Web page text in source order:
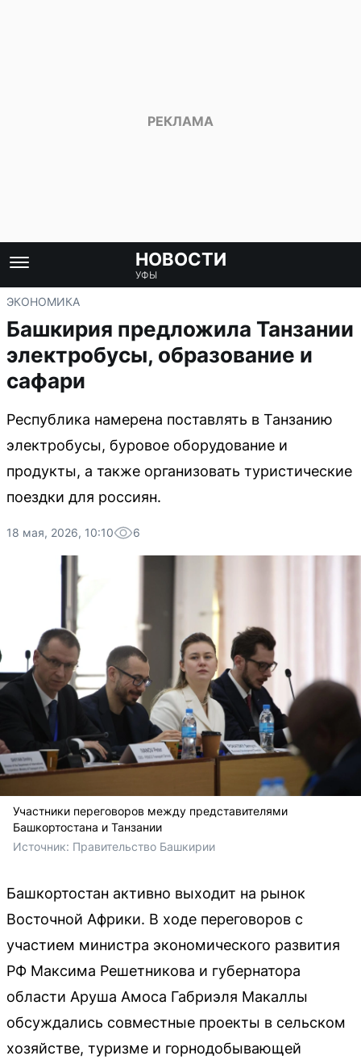
НОВОСТИ
УФЫ
ЭКОНОМИКА
Башкирия предложила Танзании
электробусы, образование и
сафари
Республика намерена поставлять в Танзанию
электробусы, буровое оборудование и
продукты, а также организовать туристические
поездки для россиян.
18 мая, 2026, 10:10 6
Участники переговоров между представителями
Башкортостана и Танзании
Источник: Правительство Башкирии
Башкортостан активно выходит на рынок
Восточной Африки. В ходе переговоров с
участием министра экономического развития
РФ Максима Решетникова и губернатора
области Аруша Амоса Габриэля Макаллы
обсуждались совместные проекты в сельском
хозяйстве, туризме и горнодобывающей